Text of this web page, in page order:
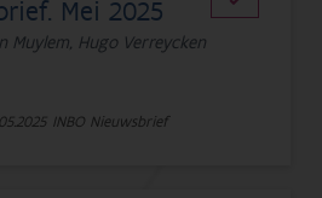
Mei 2025
Muylem, Hugo Verreycken
INBO Nieuwsbrief